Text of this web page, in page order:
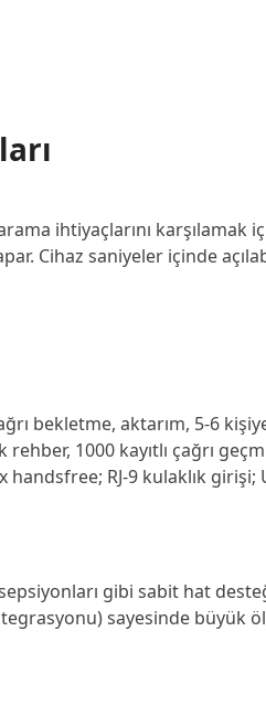
ihtiyaçlarını
Cihaz saniyeler içinde
bekletme, aktarım, 5‑6
rehber, 1000 kayıtlı çağrı
RJ‑9 kulaklık
gibi sabit hat
sayesinde büyük